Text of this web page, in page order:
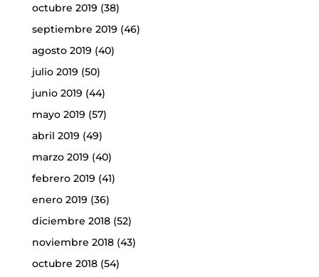
octubre 2019 (38)
septiembre 2019 (46)
agosto 2019 (40)
julio 2019 (50)
junio 2019 (44)
mayo 2019 (57)
abril 2019 (49)
marzo 2019 (40)
febrero 2019 (41)
enero 2019 (36)
diciembre 2018(52)
noviembre 2018(43)
octubre 2018(54)